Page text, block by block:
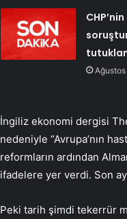
İngiliz ekonomi dergisi
nedeniyle “Avrupa’nın
reformların ardından
ifadelere yer verdi. Son
Peki tarih şimdi tekerrür